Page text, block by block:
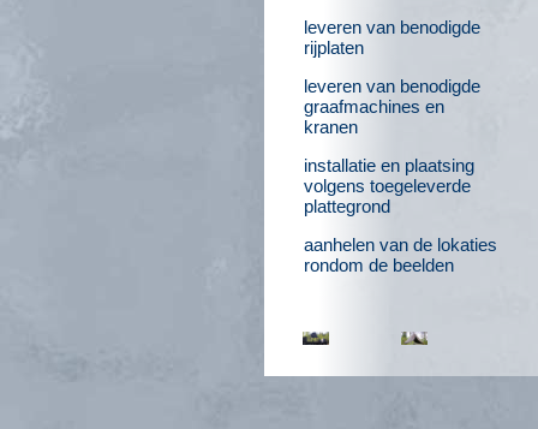
leveren van benodigde
rijplaten
leveren van benodigde
graafmachines en
kranen
installatie en plaatsing
volgens toegeleverde
plattegrond
aanhelen van de lokaties
rondom de beelden